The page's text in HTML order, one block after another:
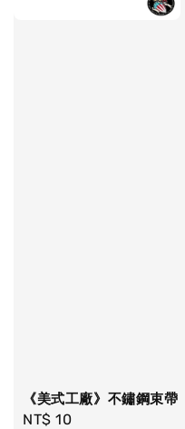
《美式工廠》不鏽鋼束帶
Regular
NT$ 10